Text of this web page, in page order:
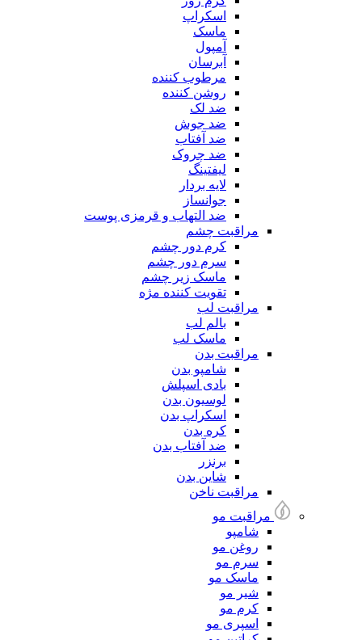
اسکراپ
ماسک
آمپول
آبرسان
مرطوب کننده
روشن کننده
ضد لک
ضد جوش
ضد آفتاب
ضد چروک
لیفتینگ
لایه بردار
جوانساز
ضد التهاب و قرمزی پوست
مراقبت چشم
کرم دور چشم
سرم دور چشم
ماسک زیر چشم
تقویت کننده مژه
مراقبت لب
بالم لب
ماسک لب
مراقبت بدن
شامپو بدن
بادی اسپلش
لوسیون بدن
اسکراپ بدن
کره بدن
ضد آفتاب بدن
برنزر
شاین بدن
مراقبت ناخن
مراقبت مو
شامپو
روغن مو
سرم مو
ماسک مو
شیر مو
کرم مو
اسپری مو